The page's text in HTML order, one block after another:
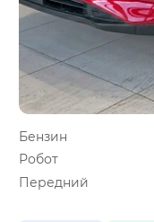
Бензин
Робот
Передний